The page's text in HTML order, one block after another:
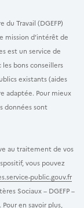
Travail (DGEFP)
mission d’intérêt de
est un service de
les bons conseillers
existants (aides
adaptée. Pour mieux
données sont
au traitement de vos
vous pouvez
public.gouv.fr
Sociaux – DGEFP –
Pour en savoir plus,